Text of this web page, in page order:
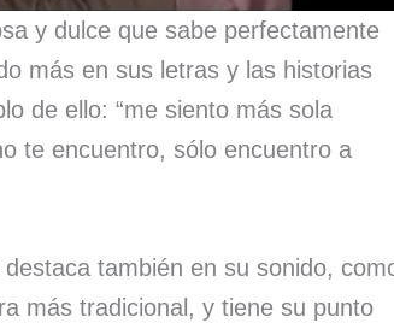
y dulce que sabe perfectamente
más en sus letras y las historias
de ello: “me siento más sola
te encuentro, sólo encuentro a
también en su sonido,
más tradicional, y tiene su punto